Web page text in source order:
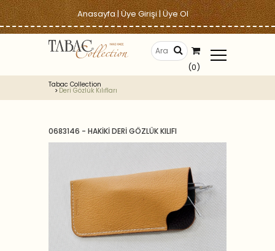
Anasayfa|Üye Girişi|Üye Ol
(0)
Tabac Collection
Deri Gözlük Kılıfları
0683146 - HAKİKİ DERİ GÖZLÜK KILIFI